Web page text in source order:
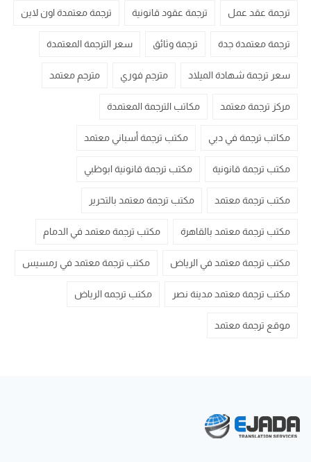
ترجمة عقد عمل ترجمة عقود قانونية ترجمة معتمدة اون لاين
ترجمة معتمدة جدة ترجمة وثائق سعر الترجمة المعتمدة
سعر ترجمة شهادة الميلاد مترجم فوري مترجم معتمد
مركز ترجمة معتمد مكاتب الترجمة المعتمدة
مكاتب ترجمة في دبي مكتب ترجمة أسباني معتمد
مكتب ترجمة قانونية مكتب ترجمة قانونية ابوظبي
مكتب ترجمة معتمد مكتب ترجمة معتمد بالتحرير
مكتب ترجمة معتمد بالقاهرة مكتب ترجمة معتمد في الدمام
مكتب ترجمة معتمد في الرياض مكتب ترجمة معتمد في رمسيس
مكتب ترجمة معتمد مدينة نصر مكتب ترجمه الرياض
موقع ترجمة معتمد